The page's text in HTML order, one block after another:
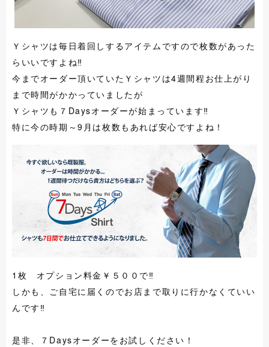
Ｙシャツは毎日着回しするアイテムですので枚数があった
らいいですよね‼
今までオーダー頂いていたＹシャツは4週間程お仕上がり
まで時間がかかっていましたが
Ｙシャツも７Daysオーダーが始まっています‼
特に今の時期～9月は枚数もあれば安心ですよね！
1枚 オプション料金￥５００で‼
しかも、ご自宅に届くのでお店まで取りに行かなくていい
んです‼
是非、７Daysオーダーをお試しください！